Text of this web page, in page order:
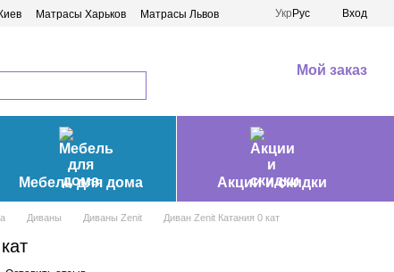
Матрасы Харьков
Матрасы Львов
Укр Рус Вход
Мой заказ
Мебель для дома Акции и скидки
Диваны Диваны Zenit Диван Zenit Катания 0 кат